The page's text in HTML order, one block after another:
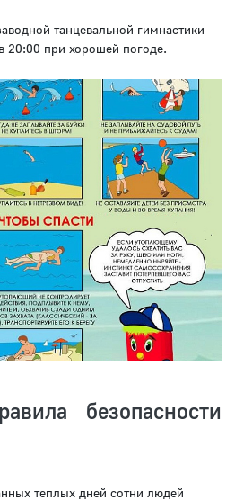
танцевальной гимнастики
20:00 при хорошей погоде.
безопасности
теплых дней сотни людей